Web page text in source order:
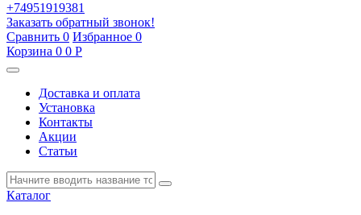
+74951919381
Заказать обратный звонок!
Сравнить 0 Избранное 0
Корзина 0 0 Р
Доставка и оплата
Установка
Контакты
Акции
Статьи
Каталог